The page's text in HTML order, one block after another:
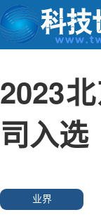
2023
司入选
业界